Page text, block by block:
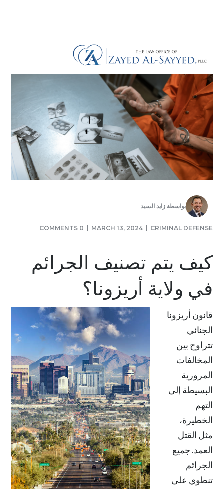
بواسطةزايد السيد
CRIMINAL DEFENSE
MARCH 13, 2024
0 COMMENTS
كيف يتم تصنيف الجرائم
في ولاية أريزونا؟
قانون أريزونا
الجنائي
تتراوح بين
المخالفات
المرورية
البسيطة إلى
التهم
الخطيرة،
مثل القتل
العمد. جميع
الجرائم
تنطوي على